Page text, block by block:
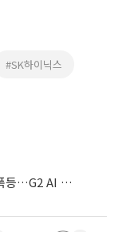
#SK하이닉스
‘中 D램 굴기’ CXMT, 데뷔 첫날 466% 폭등…G2 AI 패권 ‘쩐의 전쟁’